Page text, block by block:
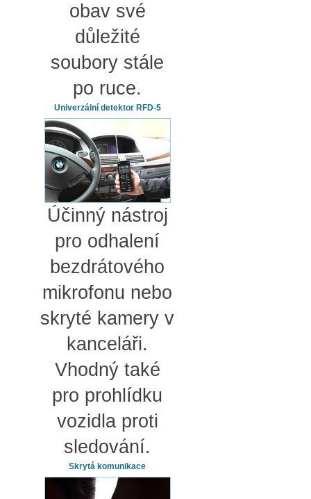
obav své
důležité
soubory stále
po ruce.
Univerzální detektor RFD-5
Účinný nástroj
pro odhalení
bezdrátového
mikrofonu nebo
skryté kamery v
kanceláři.
Vhodný také
pro prohlídku
vozidla proti
sledování.
Skrytá komunikace